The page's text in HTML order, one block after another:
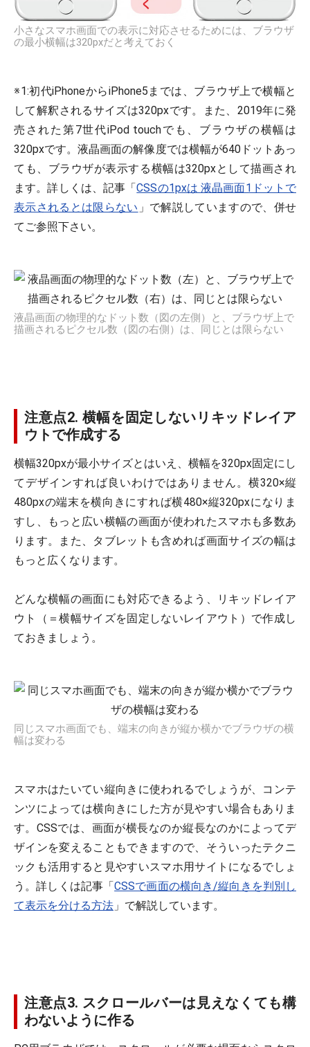
小さなスマホ画面での表示に対応させるためには、ブラウザ
の最小横幅は320pxだと考えておく
※1:初代iPhoneからiPhone5までは、ブラウザ上で横幅と
して解釈されるサイズは320pxです。また、2019年に発
売された第7世代iPod touchでも、ブラウザの横幅は
320pxです。液晶画面の解像度では横幅が640ドットあっ
ても、ブラウザが表示する横幅は320pxとして描画され
ます。詳しくは、記事「CSSの1pxは 液晶画面1ドットで
表示されるとは限らない 」で解説していますので、併せ
てご参照下さい。
液晶画面の物理的なドット数（図の左側）と、ブラウザ上で
描画されるピクセル数（図の右側）は、同じとは限らない
注意点2. 横幅を固定しないリキッドレイア
ウトで作成する
横幅320pxが最小サイズとはいえ、横幅を320px固定にし
てデザインすれば良いわけではありません。横320×縦
480pxの端末を横向きにすれば横480×縦320pxになりま
すし、もっと広い横幅の画面が使われたスマホも多数あ
ります。また、タブレットも含めれば画面サイズの幅は
もっと広くなります。
どんな横幅の画面にも対応できるよう、リキッドレイア
ウト（＝横幅サイズを固定しないレイアウト）で作成し
ておきましょう。
同じスマホ画面でも、端末の向きが縦か横かでブラウザの横
幅は変わる
スマホはたいてい縦向きに使われるでしょうが、コンテ
ンツによっては横向きにした方が見やすい場合もありま
す。CSSでは、画面が横長なのか縦長なのかによってデ
ザインを変えることもできますので、そういったテクニ
ックも活用すると見やすいスマホ用サイトになるでしょ
う。詳しくは記事「CSSで画面の横向き/縦向きを判別し
て表示を分ける方法 」で解説しています。
注意点3. スクロールバーは見えなくても構
わないように作る